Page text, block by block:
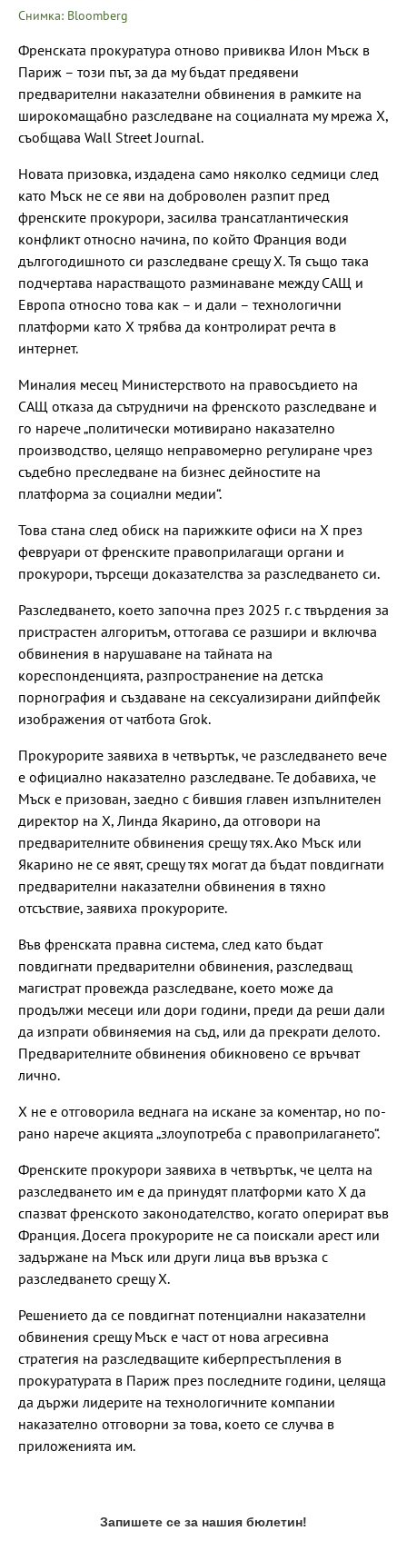
Снимка: Bloomberg
Френската прокуратура отново привиква Илон Мъск в
Париж – този път, за да му бъдат предявени
предварителни наказателни обвинения в рамките на
широкомащабно разследване на социалната му мрежа X,
съобщава Wall Street Journal.
Новата призовка, издадена само няколко седмици след
като Мъск не се яви на доброволен разпит пред
френските прокурори, засилва трансатлантическия
конфликт относно начина, по който Франция води
дългогодишното си разследване срещу X. Тя също така
подчертава нарастващото разминаване между САЩ и
Европа относно това как – и дали – технологични
платформи като X трябва да контролират речта в
интернет.
Миналия месец Министерството на правосъдието на
САЩ отказа да сътрудничи на френското разследване и
го нарече „политически мотивирано наказателно
производство, целящо неправомерно регулиране чрез
съдебно преследване на бизнес дейностите на
платформа за социални медии“.
Това стана след обиск на парижките офиси на X през
февруари от френските правоприлагащи органи и
прокурори, търсещи доказателства за разследването си.
Разследването, което започна през 2025 г. с твърдения за
пристрастен алгоритъм, оттогава се разшири и включва
обвинения в нарушаване на тайната на
кореспонденцията, разпространение на детска
порнография и създаване на сексуализирани дийпфейк
изображения от чатбота Grok.
Прокурорите заявиха в четвъртък, че разследването вече
е официално наказателно разследване. Те добавиха, че
Мъск е призован, заедно с бившия главен изпълнителен
директор на X, Линда Якарино, да отговори на
предварителните обвинения срещу тях. Ако Мъск или
Якарино не се явят, срещу тях могат да бъдат повдигнати
предварителни наказателни обвинения в тяхно
отсъствие, заявиха прокурорите.
Във френската правна система, след като бъдат
повдигнати предварителни обвинения, разследващ
магистрат провежда разследване, което може да
продължи месеци или дори години, преди да реши дали
да изпрати обвиняемия на съд, или да прекрати делото.
Предварителните обвинения обикновено се връчват
лично.
X не е отговорила веднага на искане за коментар, но по-
рано нарече акцията „злоупотреба с правоприлагането“.
Френските прокурори заявиха в четвъртък, че целта на
разследването им е да принудят платформи като X да
спазват френското законодателство, когато оперират във
Франция. Досега прокурорите не са поискали арест или
задържане на Мъск или други лица във връзка с
разследването срещу X.
Решението да се повдигнат потенциални наказателни
обвинения срещу Мъск е част от нова агресивна
стратегия на разследващите киберпрестъпления в
прокуратурата в Париж през последните години, целяща
да държи лидерите на технологичните компании
наказателно отговорни за това, което се случва в
приложенията им.